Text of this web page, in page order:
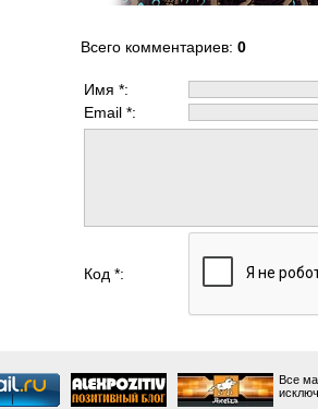
Всего комментариев: 0
Имя *:
Email *:
Код *:
Все